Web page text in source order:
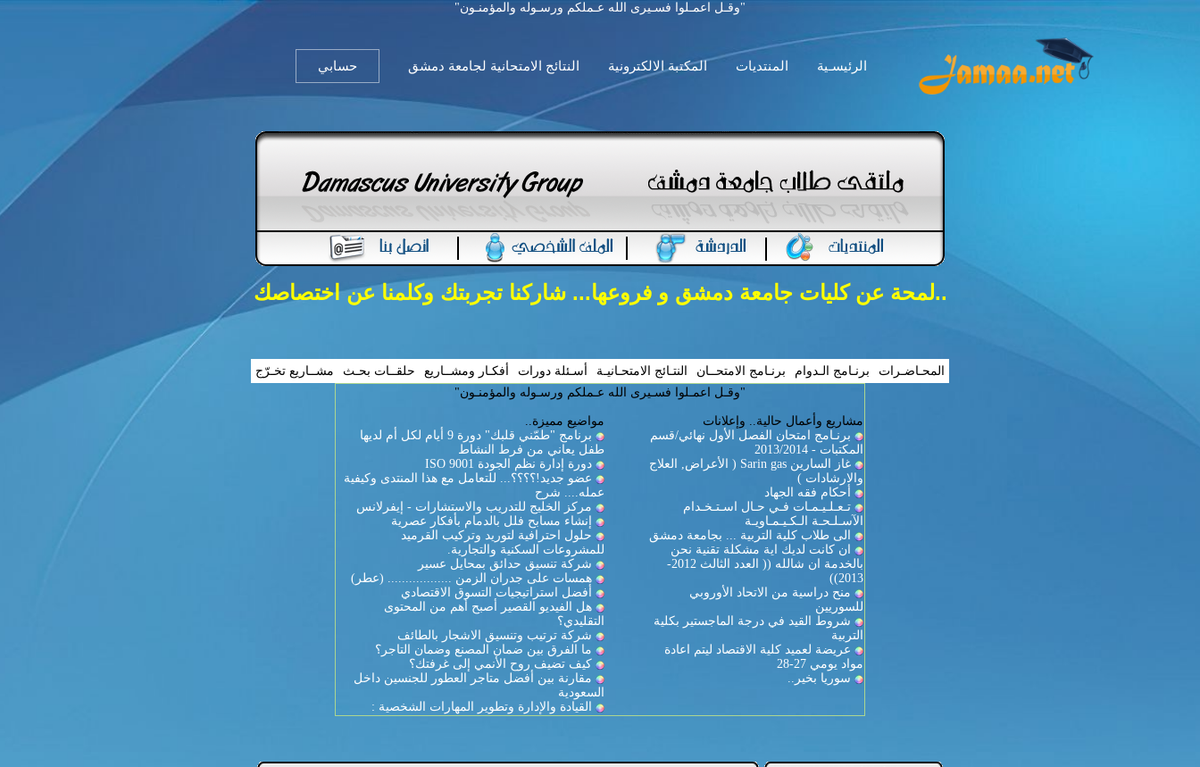
"وقـل اعمـلوا فسـيرى الله عـملكم ورسـوله والمؤمنـون"
الرئيسـية المنتديات المكتبة الالكترونية النتائج الامتحانية لجامعة دمشق حسابي
..لمحة عن كليات جامعة دمشق و فروعها... شاركنا تجربتك وكلمنا عن اختصاصك
المحـاضـرات برنـامج الـدوام برنـامج الامتحــان النتـائج الامتحـانيـة أسـئلة دورات أفكـار ومشــاريع حلقــات بحـث
مشــاريع تخـرّج
"وقـل اعمـلوا فسـيرى الله عـملكم ورسـوله والمؤمنـون"
مشاريع وأعمال حالية.. وإعلانات
برنـامج امتحان الفصل الأول نهائي/قسم
المكتبات - 2013/2014
غاز السارين Sarin gas ( الأعراض, العلاج
والارشادات )
أحكام فقه الجهاد
تـعـلـيـمـات فـي حـال اسـتـخـدام
الآسـلـحـة الـكـيـمـاويـة
الى طلاب كلية التربية ... بجامعة دمشق
ان كانت لديك اية مشكلة تقنية نحن
بالخدمة ان شالله (( العدد الثالث 2012-
2013))
منح دراسية من الاتحاد الأوروبي
للسوريين
شروط القيد في درجة الماجستير بكلية
التربية
عريضة لعميد كلية الاقتصاد ليتم اعادة
مواد يومي 27-28
سوريا بخير..
مواضيع مميزة..
برنامج "طمّني قلبك" دورة 9 أيام لكل أم لديها
طفل يعاني من فرط النشاط
دورة إدارة نظم الجودة ISO 9001
عضو جديد!؟؟؟؟... للتعامل مع هذا المنتدى وكيفية
عمله.... شرح
مركز الخليج للتدريب والاستشارات - إيفرلانس
إنشاء مسابح فلل بالدمام بأفكار عصرية
حلول احترافية لتوريد وتركيب القرميد
للمشروعات السكنية والتجارية.
شركة تنسيق حدائق بمحايل عسير
همسات على جدران الزمن .................. (عطر)
أفضل استراتيجيات التسوق الاقتصادي
هل الفيديو القصير أصبح أهم من المحتوى
التقليدي؟
شركة ترتيب وتنسيق الاشجار بالطائف
ما الفرق بين ضمان المصنع وضمان التاجر؟
كيف تضيف روح الأنمي إلى غرفتك؟
مقارنة بين أفضل متاجر العطور للجنسين داخل
السعودية
القيادة والإدارة وتطوير المهارات الشخصية :